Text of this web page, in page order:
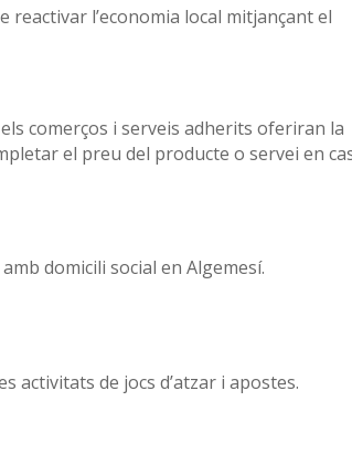
l’economia local mitjançant el
comerços i serveis adherits oferiran la
el preu del producte o servei en
domicili social en Algemesí.
activitats de jocs d’atzar i apostes.